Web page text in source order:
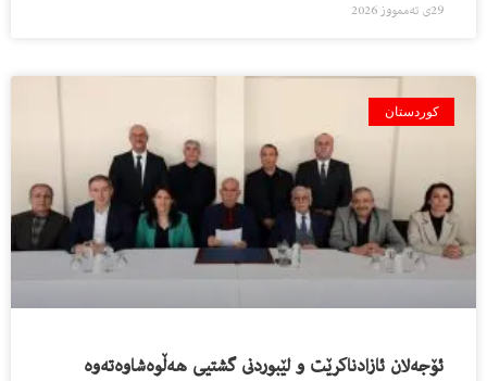
29ی تەممووز 2026
کوردستان
ئۆجه‌لان ئازادناكرێت و لێبوردنى گشتیی هه‌ڵوه‌شاوه‌ته‌وه‌